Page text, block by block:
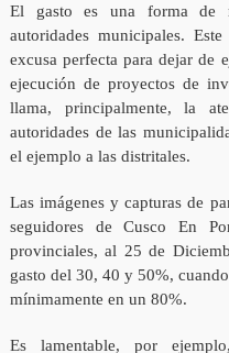
El gasto es una forma de
autoridades municipales.
excusa perfecta para dejar de
ejecución de proyectos de
llama, principalmente, la
autoridades de las
el ejemplo a las distritales.
Las imágenes y capturas de
seguidores de Cusco En
provinciales, al 25 de
gasto del 30, 40 y 50%,
mínimamente en un 80%.
Es lamentable, por